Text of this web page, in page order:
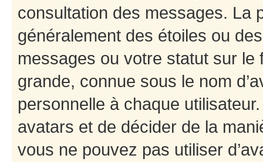
consultation des messages. La
généralement des étoiles ou
messages ou votre statut sur
grande, connue sous le nom
personnelle à chaque utilisateur.
avatars et de décider de la
vous ne pouvez pas utiliser